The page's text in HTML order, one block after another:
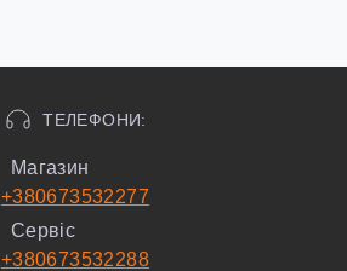
ТЕЛЕФОНИ:
Магазин
+380673532277
Сервіс
+380673532288